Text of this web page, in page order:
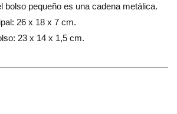
bolso pequeño es una cadena metálica.
26 x 18 x 7 cm.
23 x 14 x 1,5 cm.